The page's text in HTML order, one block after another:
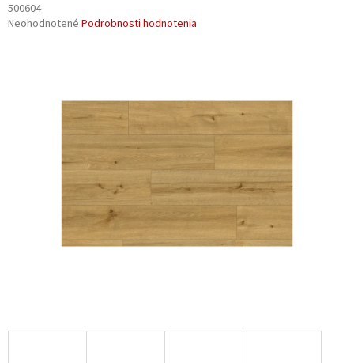
500604
Priemerné
Neohodnotené Podrobnosti hodnotenia